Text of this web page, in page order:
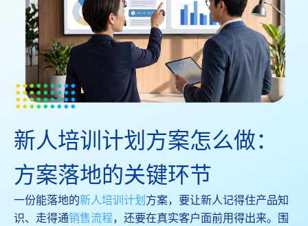
新人培训计划方案怎么做：
方案落地的关键环节
一份能落地的新人培训计划方案，要让新人记得住产品知
识、走得通销售流程，还要在真实客户面前用得出来。围